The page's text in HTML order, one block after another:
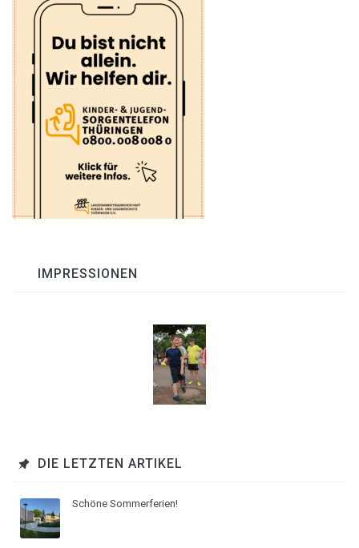
IMPRESSIONEN
DIE LETZTEN ARTIKEL
Schöne Sommerferien!